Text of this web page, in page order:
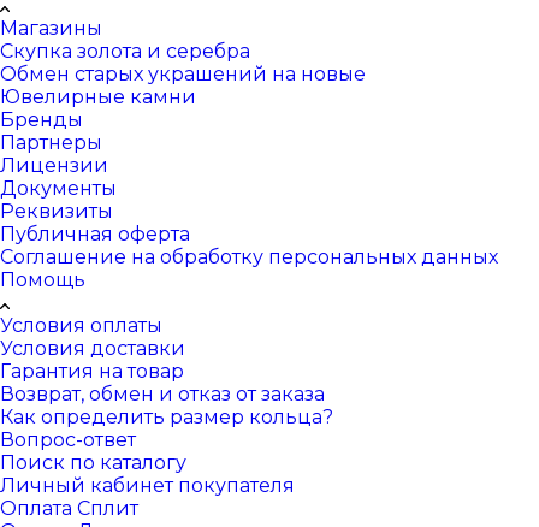
Магазины
Скупка золота и серебра
Обмен старых украшений на новые
Ювелирные камни
Бренды
Партнеры
Лицензии
Документы
Реквизиты
Публичная оферта
Соглашение на обработку персональных данных
Помощь
Условия оплаты
Условия доставки
Гарантия на товар
Возврат, обмен и отказ от заказа
Как определить размер кольца?
Вопрос-ответ
Поиск по каталогу
Личный кабинет покупателя
Оплата Сплит